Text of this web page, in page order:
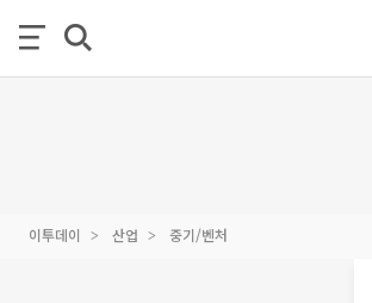
이투데이 산업 중기/벤처